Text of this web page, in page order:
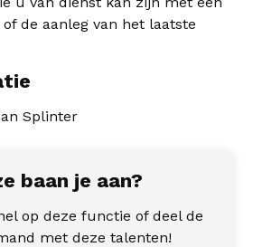
de aanleg van het laatste
Splinter
baan je aan?
op deze functie of deel de
met deze talenten!